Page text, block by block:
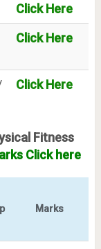
Click Here
Click Here
Click Here
Fitness
Click here
Marks